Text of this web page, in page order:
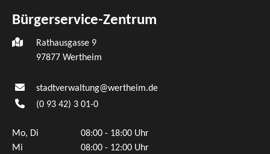
Bürgerservice-Zentrum
Rathausgasse 9
97877 Wertheim
stadtverwaltung@wertheim.de
(0 93 42) 3 01-0
Mo, Di
08:00 - 18:00 Uhr
Mi
08:00 - 12:00 Uhr